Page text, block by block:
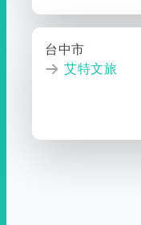
台中市
艾特文旅